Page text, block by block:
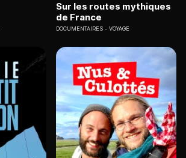
Sur les routes mythiques
de France
DOCUMENTAIRES VOYAGE